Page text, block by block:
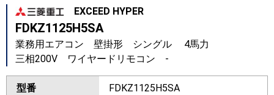
EXCEED HYPER
FDKZ1125H5SA
業務用エアコン 壁掛形 シングル 4馬力
三相200V ワイヤードリモコン -
型番 FDKZ1125H5SA